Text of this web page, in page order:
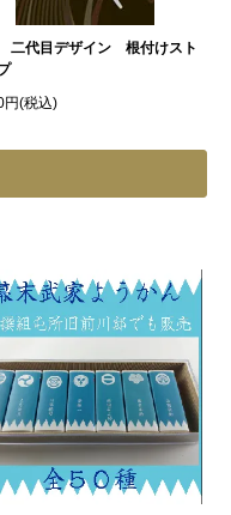
二代目デザイン 根付けスト
円(税込)